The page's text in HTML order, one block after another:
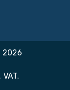
2026